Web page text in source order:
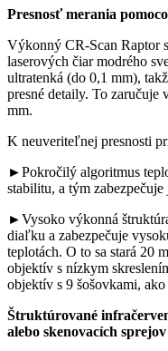
Presnosť merania
Výkonný CR-Scan Raptor
laserových čiar modrého
ultratenká (do 0,1 mm),
presné detaily. To zaručuje
mm.
K neuveriteľnej presnosti
►Pokročilý algoritmus
stabilitu, a tým
►Vysoko výkonná
diaľku a zabezpečuje
teplotách. O to sa stará 20
objektív s nízkym
objektív s 9 šošovkami,
Štruktúrované
alebo skenovacích sprejov